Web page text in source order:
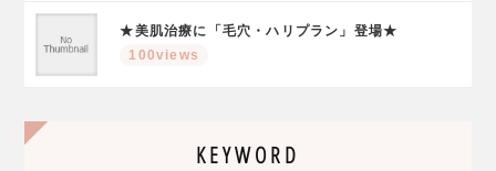
★美肌治療に「毛穴・ハリプラン」登場★
100views
KEYWORD